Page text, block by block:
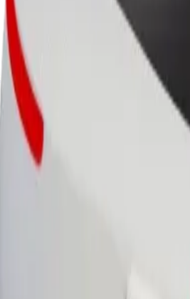
egna
Bli kurir
Leverera mat och få betalt
Eskilstuna Centralstation till
sättet att ta sig från Eskilstuna